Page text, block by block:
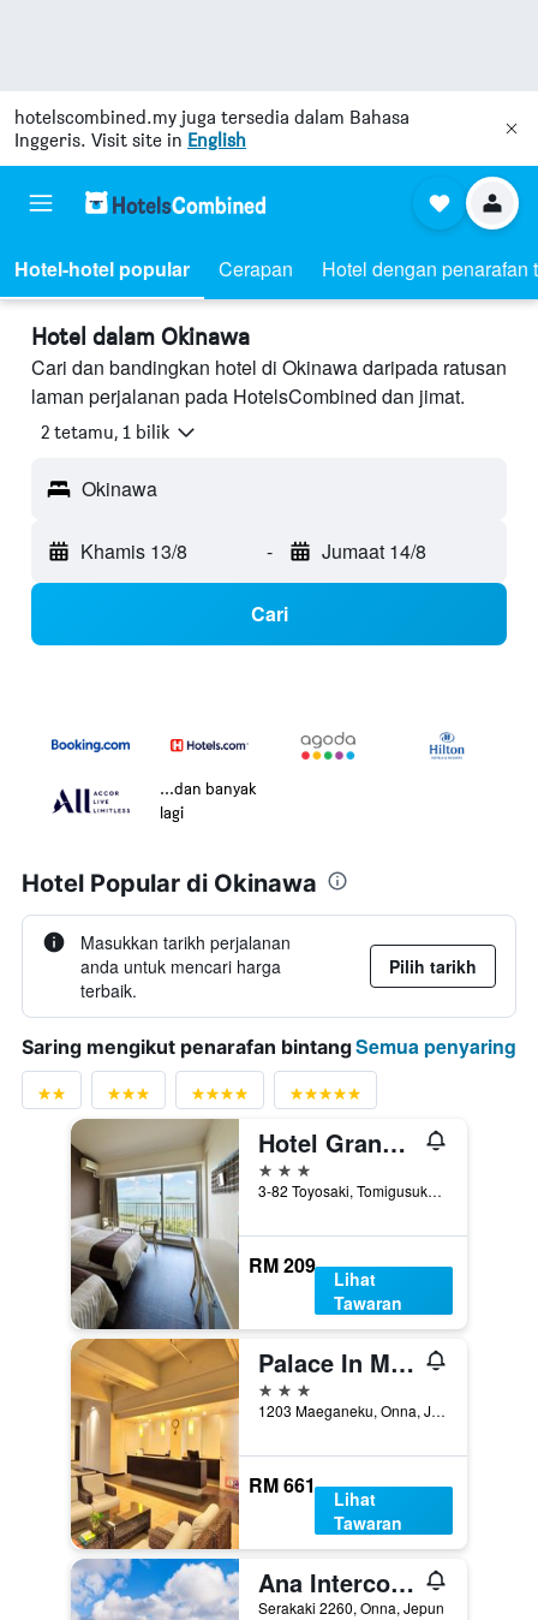
hotelscombined.my juga tersedia dalam Bahasa
Inggeris. Visit site in English
Hotel-hotel popular Cerapan Hotel dengan penarafan
Hotel dalam Okinawa
Cari dan bandingkan hotel di Okinawa daripada ratusan
laman perjalanan pada HotelsCombined dan jimat.
2 tetamu, 1 bilik
Okinawa
Khamis 13/8 - Jumaat 14/8
Cari
...dan banyak
lagi
Hotel Popular di Okinawa
Masukkan tarikh perjalanan
anda untuk mencari harga
terbaik.
Pilih tarikh
Saring mengikut penarafan bintangSemua penyaring
Hotel Granview Garden Okinawa
3 bintang
3-82 Toyosaki, Tomigusuku, Jepun
RM 209
Lihat
Tawaran
Palace In Moon Beach
3 bintang
1203 Maeganeku, Onna, Jepun
RM 661
Lihat
Tawaran
Ana Intercontinental Manza Beach Resort By IHG
Serakaki 2260, Onna, Jepun